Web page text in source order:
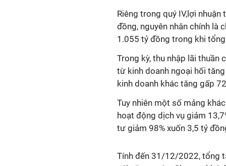
Riêng trong quý IV,lợi
đồng, nguyên nhân chính là
1.055 tỷ đồng trong khi
Trong kỳ, thu nhập lãi thuần
từ kinh doanh ngoại hối
kinh doanh khác tăng gấp
Tuy nhiên một số mảng
hoạt động dịch vụ giảm
tư giảm 98% xuốn 3,5 tỷ
Tính đến 31/12/2022, tổng